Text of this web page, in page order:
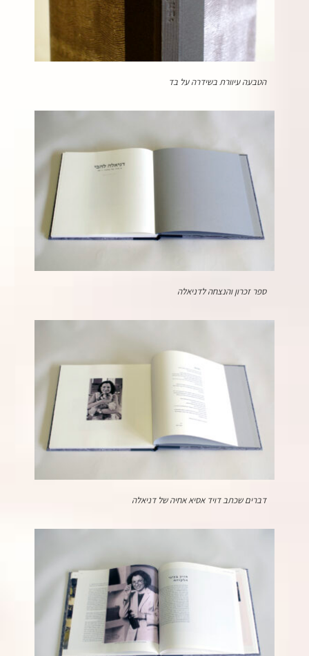
הטבעה עיוורת בשידרה על בד
ספר זכרון והנצחה לדניאלה
דברים שכתב דויד אסיא אחיה של דניאלה